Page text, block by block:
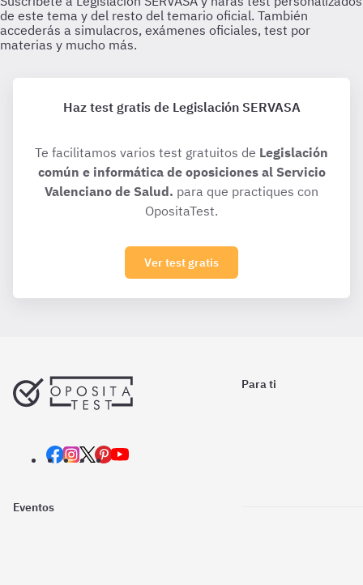
Haz test gratis de Legislación SERVASA
Te facilitamos varios test gratuitos de Legislación
común e informática de oposiciones al Servicio
Valenciano de Salud. para que practiques con
OpositaTest.
Ver test gratis
Para ti
Eventos